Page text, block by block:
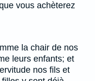
vous achèterez
la chair de nos
leurs enfants; et
nos fils et